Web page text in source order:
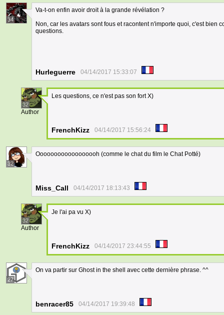
34
Va-t-on enfin avoir droit à la grande révélation ?
Non, car les avatars sont fous et racontent n'importe quoi, c'est bien
questions.
Hurleguerre 04/14/2017 15:33:07
32
Author
Les questions, ce n'est pas son fort X)
FrenchKizz 04/14/2017 15:56:24
32
Oooooooooooooooooh (comme le chat du film le Chat Potté)
Miss_Call 04/14/2017 18:13:43
32
Author
Je l'ai pa vu X)
FrenchKizz 04/14/2017 23:44:55
27
On va partir sur Ghost in the shell avec cette dernière phrase. ^^
benracer85 04/14/2017 19:39:48